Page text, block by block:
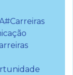
#Carreiras